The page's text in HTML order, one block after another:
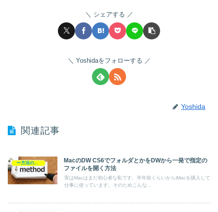
シェアする
Yoshidaをフォローする
Yoshida
関連記事
〜方法の覚書
MacのDW CS6でフォルダとかをDWから一発で指定の
ファイルを開く方法
実はMacはまだ初心者な私です。半年前くらいからiMacを購入して
仕事に使っています。そのためこんな...